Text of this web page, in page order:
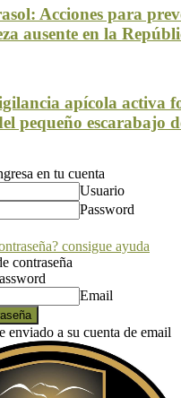
Acciones para
ausente en la
apícola activa
pequeño escarabajo
en tu cuenta
Usuario
Password
consigue ayuda
contraseña
Email
enviado a su cuenta de email